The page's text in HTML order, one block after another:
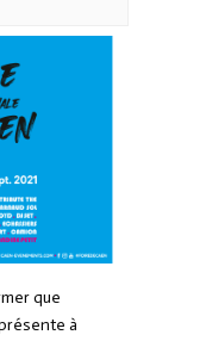
que
à